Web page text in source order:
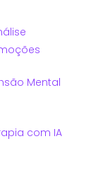
Mental
com IA